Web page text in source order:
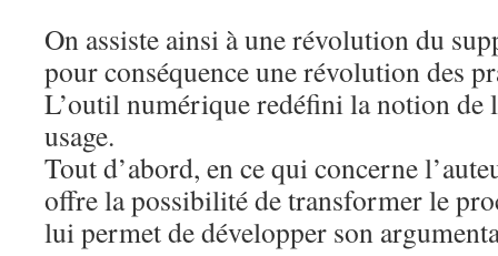
On assiste ainsi à une révolution du
pour conséquence une révolution des
L’outil numérique redéfini la notion de
usage.
Tout d’abord, en ce qui concerne
offre la possibilité de transformer le
lui permet de développer son